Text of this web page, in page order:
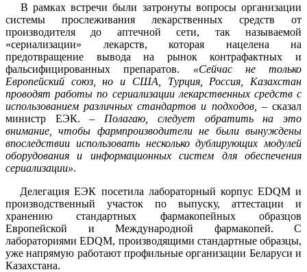
В рамках встречи были затронуты вопросы организации
системы прослеживания лекарственных средств от
производителя до аптечной сети, так называемой
«сериализации» лекарств, которая нацелена на
предотвращение вывода на рынок контрафактных и
фальсифицированных препаратов. «Сейчас не только
Европейский союз, но и США, Турция, Россия, Казахстан
проводят работы по сериализации лекарственных средств с
использованием различных стандартов и подходов,
– сказал
министр ЕЭК. – Полагаю, следует обратить на это
внимание, чтобы фармпроизводители не были вынуждены
впоследствии использовать несколько дублирующих модулей
оборудования и информационных систем для обеспечения
сериализации».
Делегация ЕЭК посетила лабораторный корпус EDQM и
производственный участок по выпуску, аттестации и
хранению стандартных фармакопейных образцов
Европейской и Международной фармакопей. С
лабораториями EDQM, производящими стандартные образцы,
уже напрямую работают профильные организации Беларуси и
Казахстана.